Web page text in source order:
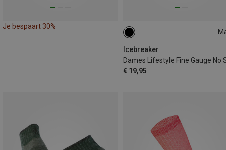
Je bespaart 30%
Icebreaker
€ 19,95
35|36|37